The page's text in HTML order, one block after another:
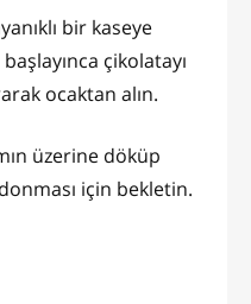
bir kaseye
çikolatayı
ocaktan alın.
üzerine döküp
için bekletin.